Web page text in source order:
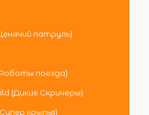
патруль)
поезда)
(Дикие Скричеры)
крылья)